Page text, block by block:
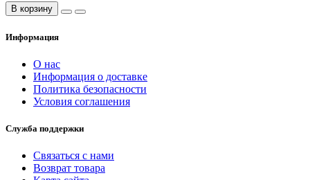
В корзину
Информация
О нас
Информация о доставке
Политика безопасности
Условия соглашения
Служба поддержки
Связаться с нами
Возврат товара